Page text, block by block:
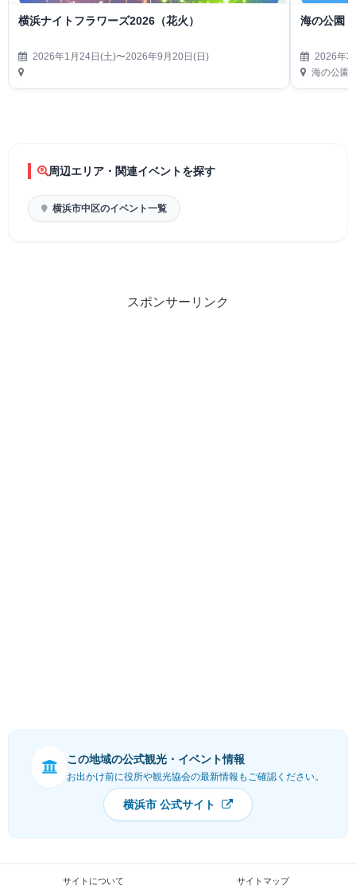
横浜ナイトフラワーズ2026（花火）
2026年1月24日(土)〜2026年9月20日(日)
海の公園
2026年3
海の公園
周辺エリア・関連イベントを探す
横浜市中区のイベント一覧
スポンサーリンク
この地域の公式観光・イベント情報
お出かけ前に役所や観光協会の最新情報もご確認ください。
横浜市 公式サイト
サイトについて サイトマップ